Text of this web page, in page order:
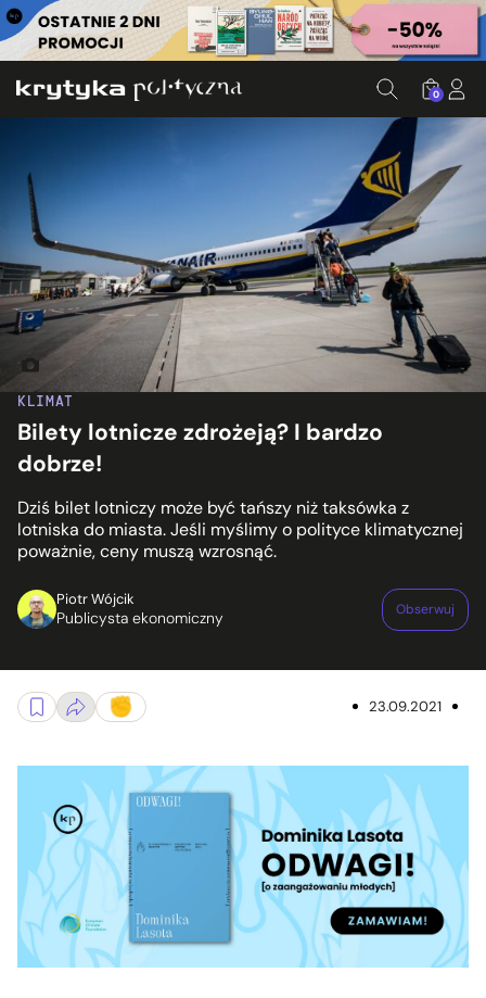
0
KLIMAT
Bilety lotnicze zdrożeją? I bardzo
dobrze!
Dziś bilet lotniczy może być tańszy niż taksówka z
lotniska do miasta. Jeśli myślimy o polityce klimatycznej
poważnie, ceny muszą wzrosnąć.
Piotr Wójcik
Publicysta ekonomiczny Obserwuj
Fot. alex lang/Flickr.com
23.09.2021